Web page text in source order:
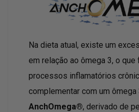
Na dieta atual, existe um
em relação ao ômega 3, o que
processos inflamatórios
complementar com um ômega
AnchOmega®, derivado de